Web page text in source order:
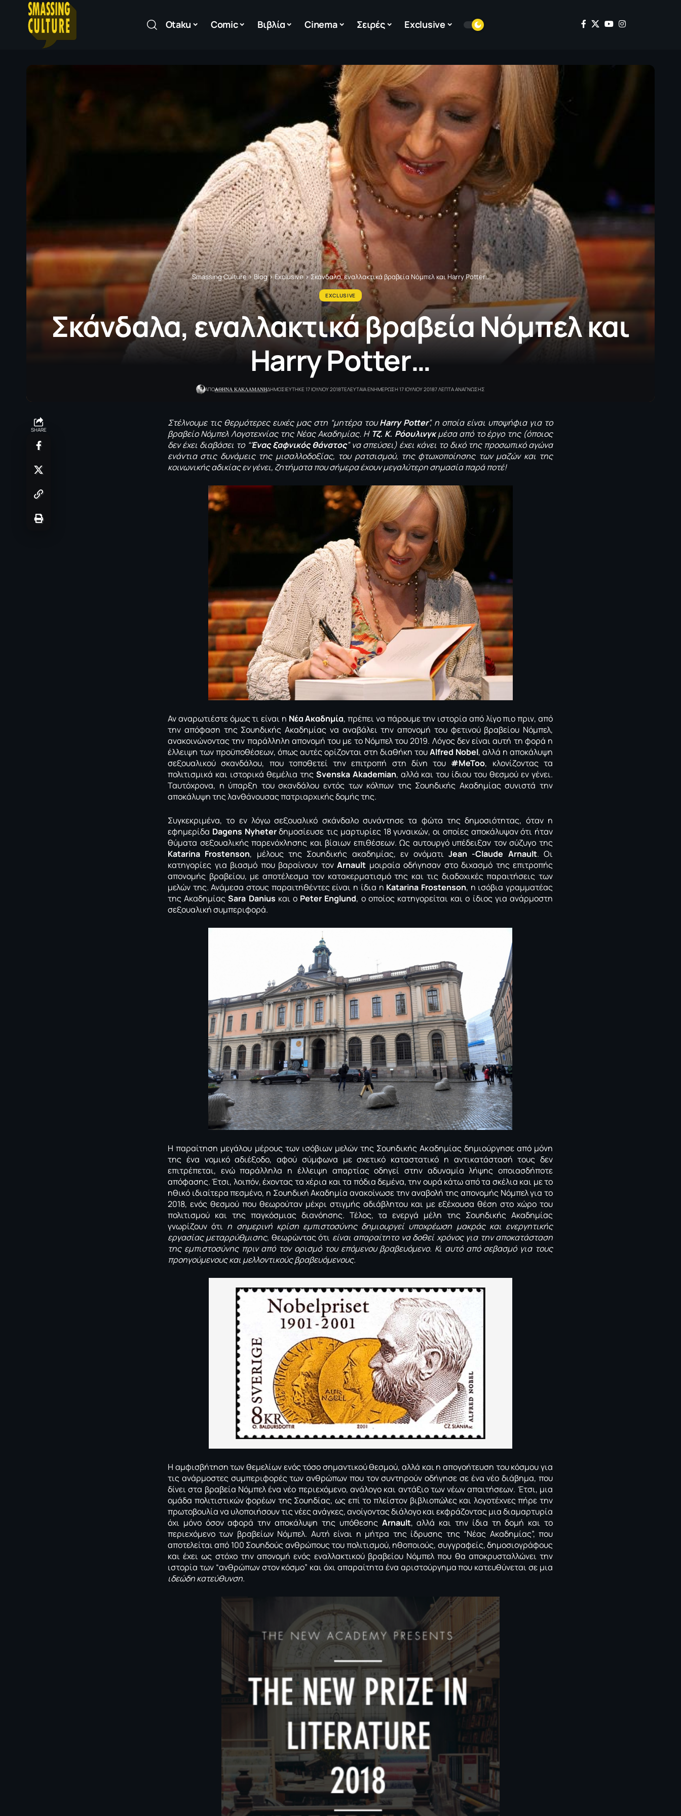
Otaku Comic Βιβλία Cinema Σειρές Exclusive
Smassing Culture>Blog>Exclusive>Σκάνδαλα, εναλλακτικά βραβεία Νόμπελ και Harry Potter…
EXCLUSIVE
Σκάνδαλα, εναλλακτικά βραβεία Νόμπελ και
Harry Potter…
ΑΠΟAΘΗΝΑ ΚΑΚΛΑΜΑΝΗΔΗΜΟΣΙΕΥΤΗΚΕ 17 ΙΟΥΛΙΟΥ 2018ΤΕΛΕΥΤΑΙΑ ΕΝΗΜΕΡΩΣΗ 17 ΙΟΥΛΙΟΥ 20187 ΛΕΠΤΑ ΑΝΑΓΝΩΣΗΣ
SHARE
Στέλνουμε τις θερμότερες ευχές μας στη “μητέρα τουHarry Potter”, η οποία είναι υποψήφια για το
βραβείο Νόμπελ Λογοτεχνίας της Νέας Ακαδημίας. Η Τζ. Κ. Ρόουλινγκμέσα από το έργο της (όποιος
δεν έχει διαβάσει το “Ένας ξαφνικός θάνατος” να σπεύσει) έχει κάνει το δικό της προσωπικό αγώνα
ενάντια στις δυνάμεις της μισαλλοδοξίας, του ρατσισμού, της φτωχοποίησης των μαζών και της
κοινωνικής αδικίας εν γένει, ζητήματα που σήμερα έχουν μεγαλύτερη σημασία παρά ποτέ!
Αν αναρωτιέστε όμως τι είναι η Νέα Ακαδημία, πρέπει να πάρουμε την ιστορία από λίγο πιο πριν, από
την απόφαση της Σουηδικής Ακαδημίας να αναβάλει την απονομή του φετινού βραβείου Νόμπελ,
ανακοινώνοντας την παράλληλη απονομή του με το Νόμπελ του 2019. Λόγος δεν είναι αυτή τη φορά η
έλλειψη των προϋποθέσεων, όπως αυτές ορίζονται στη διαθήκη τουAlfred Nobel, αλλά η αποκάλυψη
σεξουαλικού σκανδάλου, που τοποθετεί την επιτροπή στη δίνη του #MeToo, κλονίζοντας τα
πολιτισμικά και ιστορικά θεμέλια της Svenska Akademian, αλλά και του ίδιου του θεσμού εν γένει.
Ταυτόχρονα, η ύπαρξη του σκανδάλου εντός των κόλπων της Σουηδικής Ακαδημίας συνιστά την
αποκάλυψη της λανθάνουσας πατριαρχικής δομής της.
Συγκεκριμένα, το εν λόγω σεξουαλικό σκάνδαλο συνάντησε τα φώτα της δημοσιότητας, όταν η
εφημερίδα Dagens Nyheterδημοσίευσε τις μαρτυρίες 18 γυναικών, οι οποίες αποκάλυψαν ότι ήταν
θύματα σεξουαλικής παρενόχλησης και βίαιων επιθέσεων. Ως αυτουργό υπέδειξαν τον σύζυγο της
Katarina Frostenson, μέλους της Σουηδικής ακαδημίας, εν ονόματι Jean -Claude Arnault. Οι
κατηγορίες για βιασμό που βαραίνουν τον Arnault μοιραία οδήγησαν στο διχασμό της επιτροπής
απονομής βραβείου, με αποτέλεσμα τον κατακερματισμό της και τις διαδοχικές παραιτήσεις των
μελών της. Ανάμεσα στους παραιτηθέντες είναι η ίδια η Katarina Frostenson, η ισόβια γραμματέας
της ΑκαδημίαςSara Danius και ο Peter Englund, ο οποίος κατηγορείται και ο ίδιος για ανάρμοστη
σεξουαλική συμπεριφορά.
Η παραίτηση μεγάλου μέρους των ισόβιων μελών της Σουηδικής Ακαδημίας δημιούργησε από μόνη
της ένα νομικό αδιέξοδο, αφού σύμφωνα με σχετικό καταστατικό η αντικατάστασή τους δεν
επιτρέπεται, ενώ παράλληλα η έλλειψη απαρτίας οδηγεί στην αδυναμία λήψης οποιασδήποτε
απόφασης. Έτσι, λοιπόν, έχοντας τα χέρια και τα πόδια δεμένα, την ουρά κάτω από τα σκέλια και με το
ηθικό ιδιαίτερα πεσμένο, η Σουηδική Ακαδημία ανακοίνωσε την αναβολή της απονομής Νόμπελ για το
2018, ενός θεσμού που θεωρούταν μέχρι στιγμής αδιάβλητου και με εξέχουσα θέση στο χώρο του
πολιτισμού και της παγκόσμιας διανόησης. Τέλος, τα ενεργά μέλη της Σουηδικής Ακαδημίας
γνωρίζουν ότι η σημερινή κρίση εμπιστοσύνης δημιουργεί υποχρέωση μακράς και ενεργητικής
εργασίας μεταρρύθμισης, θεωρώντας ότι είναι απαραίτητο να δοθεί χρόνος για την αποκατάσταση
της εμπιστοσύνης πριν από τον ορισμό του επόμενου βραβευόμενο. Κι αυτό από σεβασμό για τους
προηγούμενους και μελλοντικούς βραβευόμενους.
Η αμφισβήτηση των θεμελίων ενός τόσο σημαντικού θεσμού, αλλά και η απογοήτευση του κόσμου για
τις ανάρμοστες συμπεριφορές των ανθρώπων που τον συντηρούν οδήγησε σε ένα νέο διάβημα, που
δίνει στα βραβεία Νόμπελ ένα νέο περιεχόμενο, ανάλογο και αντάξιο των νέων απαιτήσεων. Έτσι, μια
ομάδα πολιτιστικών φορέων της Σουηδίας, ως επί το πλείστον βιβλιοπώλες και λογοτέχνες πήρε την
πρωτοβουλία να υλοποιήσουν τις νέες ανάγκες, ανοίγοντας διάλογο και εκφράζοντας μια διαμαρτυρία
όχι μόνο όσον αφορά την αποκάλυψη της υπόθεσης Arnault, αλλά και την ίδια τη δομή και το
περιεχόμενο των βραβείων Νόμπελ. Αυτή είναι η μήτρα της ίδρυσης της “Νέας Ακαδημίας”, που
αποτελείται από 100 Σουηδούς ανθρώπους του πολιτισμού, ηθοποιούς, συγγραφείς, δημοσιογράφους
και έχει ως στόχο την απονομή ενός εναλλακτικού βραβείου Νόμπελ που θα αποκρυσταλλώνει την
ιστορία των “ανθρώπων στον κόσμο” και όχι απαραίτητα ένα αριστούργημα που κατευθύνεται σε μια
ιδεώδη κατεύθυνση.